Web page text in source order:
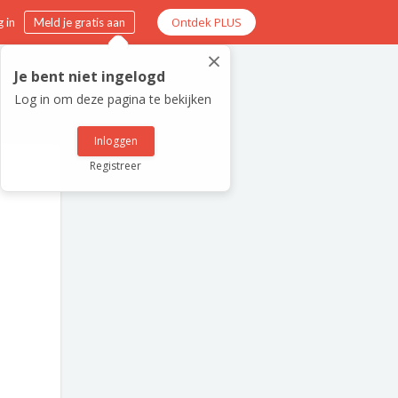
in Meld je gratis aan Ontdek PLUS
×
Je bent niet ingelogd
Log in om deze pagina te bekijken
Inloggen
Registreer